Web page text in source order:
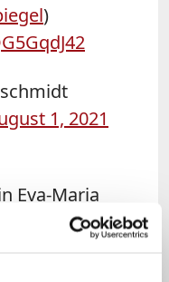
)
1, 2021
Eva-Maria
religiösen